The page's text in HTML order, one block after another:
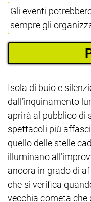
Gli eventi
sempre gli
Isola di buio e
dall’inquinamento
aprirà al pubblico di
spettacoli più
quello delle stelle
illuminano
ancora in grado di
che si verifica
vecchia cometa che